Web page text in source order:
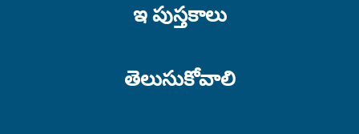
దీపమును ఆర్పవద్దు
ఇ పుస్తకాలు
తెలుసుకోవాలి